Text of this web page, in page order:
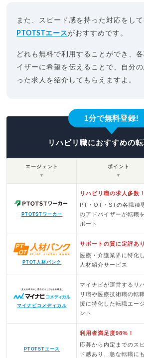
また、スピード感を持った対応をし
PTOTSTエース がおすすめです。
どれも無料で利用することができ、
イザーに希望を伝えることで、自分
った求人を紹介してもらえますよ。
1分で無料登録!
リハビリ職におすすめの
エージェント
▼
ポイント
▼
PTOTSTワーカー
リハビリ職の求人多数！
PT・OT・STの各職種
のアドバイザーが転職
ポート
PTOT人材バンク
サポートの質に定評あ
医療・介護業界に特化
人材紹介サービス
マイナビコメディカル
マイナビが運営するリ
リ職や医療技術職の転
援に特化した転職エー
ント
PTOTSTエース
利用者満足度98%！
応募から内定までのス
ド感あり、急な転職に